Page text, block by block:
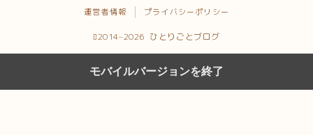
運営者情報 プライバシーポリシー
2014–2026 ひとりごとブログ
モバイルバージョンを終了